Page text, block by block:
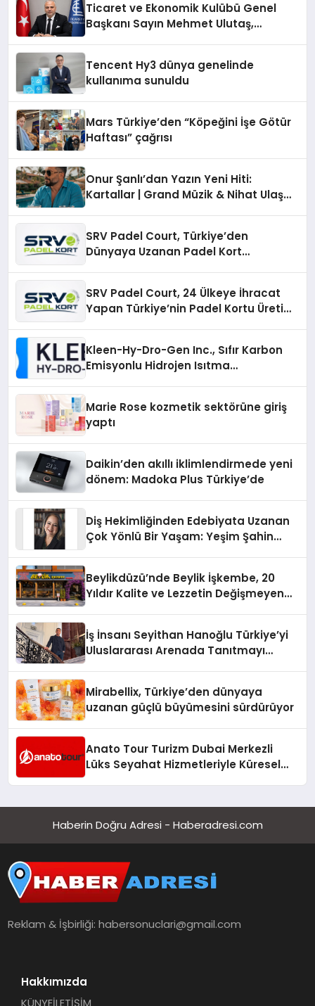
Ticaret ve Ekonomik Kulübü Genel
Başkanı Sayın Mehmet Ulutaş,
Tencent Hy3 dünya genelinde
kullanıma sunuldu
Mars Türkiye’den “Köpeğini İşe Götür
Haftası” çağrısı
Onur Şanlı’dan Yazın Yeni Hiti:
Kartallar | Grand Müzik & Nihat Ulaş
SRV Padel Court, Türkiye’den
Dünyaya Uzanan Padel Kort
SRV Padel Court, 24 Ülkeye İhracat
Yapan Türkiye’nin Padel Kortu Üretim
Kleen-Hy-Dro-Gen Inc., Sıfır Karbon
Emisyonlu Hidrojen Isıtma
Marie Rose kozmetik sektörüne giriş
yaptı
Daikin’den akıllı iklimlendirmede yeni
dönem: Madoka Plus Türkiye’de
Diş Hekimliğinden Edebiyata Uzanan
Çok Yönlü Bir Yaşam: Yeşim Şahin
Beylikdüzü’nde Beylik İşkembe, 20
Yıldır Kalite ve Lezzetin Değişmeyen
İş İnsanı Seyithan Hanoğlu Türkiye’yi
Uluslararası Arenada Tanıtmayı
Mirabellix, Türkiye’den dünyaya
uzanan güçlü büyümesini sürdürüyor
Anato Tour Turizm Dubai Merkezli
Lüks Seyahat Hizmetleriyle Küresel
Haberin Doğru Adresi - Haberadresi.com
Reklam & İşbirliği:habersonuclari@gmail.com
Hakkımızda
KÜNYEİLETİŞİM